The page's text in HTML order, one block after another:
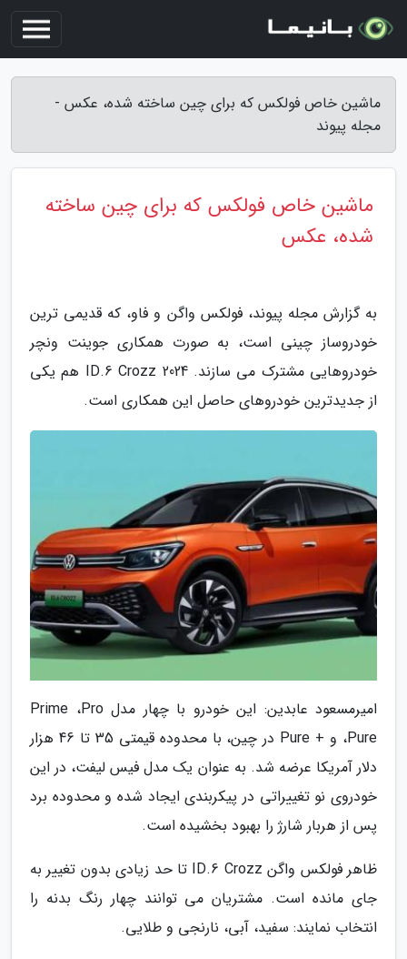
ماشین خاص فولکس که برای چین ساخته شده، عکس -
مجله پیوند
ماشین خاص فولکس که برای چین ساخته
شده، عکس
به گزارش مجله پیوند، فولکس واگن و فاو، که قدیمی ترین
خودروساز چینی است، به صورت همکاری جوینت ونچر
خودروهایی مشترک می سازند. ID.6 Crozz 2024 هم یکی
از جدیدترین خودروهای حاصل این همکاری است.
امیرمسعود عابدین: این خودرو با چهار مدل Prime ،Pro
،Pure و + Pure در چین، با محدوده قیمتی 35 تا 46 هزار
دلار آمریکا عرضه شد. به عنوان یک مدل فیس لیفت، در این
خودروی نو تغییراتی در پیکربندی ایجاد شده و محدوده برد
پس از هربار شارژ را بهبود بخشیده است.
ظاهر فولکس واگن ID.6 Crozz تا حد زیادی بدون تغییر به
جای مانده است. مشتریان می توانند چهار رنگ بدنه را
انتخاب نمایند: سفید، آبی، نارنجی و طلایی.